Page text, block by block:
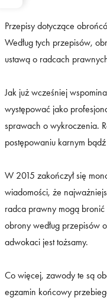
Przepisy dotyczące
Według tych przepisów,
ustawą o radcach
Jak już wcześniej
występować jako
sprawach o wykroczenia.
postępowaniu karnym
W 2015 zakończył się
wiadomości, że
radca prawny mogą
obrony według przepisów
adwokaci jest tożsamy.
Co więcej, zawody te są
egzamin końcowy